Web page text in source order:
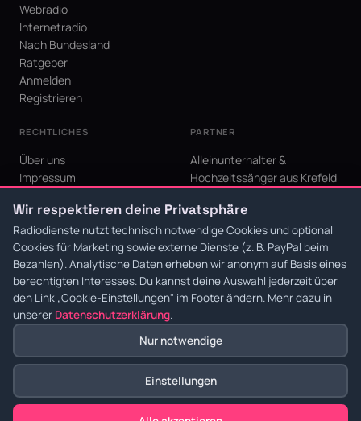
Webradio
Internetradio
Nach Bundesland
Ratgeber
Anmelden
Registrieren
RECHTLICHES
Über uns
Impressum
AGB
Cookie-Einstellungen
PARTNER
Alleinunterhalter &
Hochzeitssänger aus Krefeld
Krefeld für den Niederrhein
© 2026 Radiodienste. Alle Rechte vorbehalten.·Datenschutz·AGB·
Impressum
Wir respektieren deine Privatsphäre
Radiodienste nutzt technisch notwendige Cookies und optional
Cookies für Marketing sowie externe Dienste (z. B. PayPal beim
Bezahlen). Analytische Daten erheben wir anonym auf Basis eines
berechtigten Interesses. Du kannst deine Auswahl jederzeit über
den Link „Cookie-Einstellungen" im Footer ändern. Mehr dazu in
unserer Datenschutzerklärung.
Nur notwendige
Einstellungen